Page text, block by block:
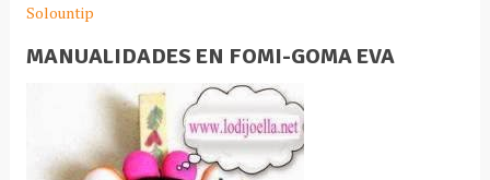
Solountip
MANUALIDADES EN FOMI-GOMA EVA